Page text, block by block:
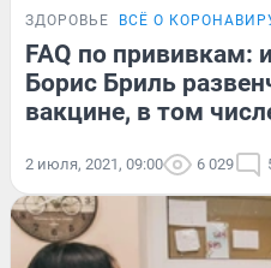
ЗДОРОВЬЕ ВСЁ О
FAQ по прививкам:
Борис Бриль
вакцине, в том
2 июля, 2021, 09:00 6 029